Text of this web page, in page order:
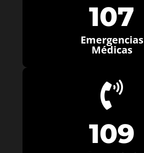
107
Emergencias
Médicas

109